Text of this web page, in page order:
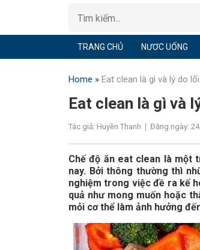
TRANG CHỦ NƯƠC UỐNG
Home » Eat clean là gì và lý do
Eat clean là gì và
Tác giả: Huyền Thanh Đăng ngày:
Chế độ ăn eat clean là một
nay. Bởi thông thường thì
nghiệm trong việc đề ra kế
quả như mong muốn hoặc
mỏi cơ thể làm ảnh hưởng